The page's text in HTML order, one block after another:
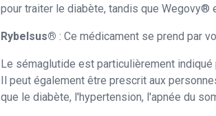
pour traiter le diabète, tandis que
Rybelsus® : Ce médicament se prend par
Le sémaglutide est particulièrement
Il peut également être prescrit aux
que le diabète, l'hypertension, l'apnée du